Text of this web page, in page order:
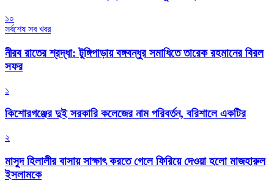
১০
সর্বশেষ সব খবর
নীরব রাতের শ্রদ্ধা: টুঙ্গিপাড়ায় বঙ্গবন্ধুর সমাধিতে তারেক রহমানের বিরল
সফর
১
কিশোরগঞ্জের দুই সরকারি কলেজের নাম পরিবর্তন, বরিশালে একটির
২
মাসুদ হিলালীর বাসায় সাক্ষাৎ করতে গেলে ফিরিয়ে দেওয়া হলো মাজহারুল
ইসলামকে